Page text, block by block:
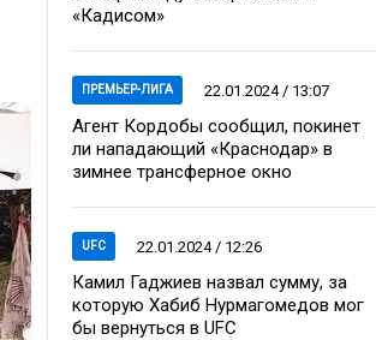
«Кадисом»
ПРЕМЬЕР-ЛИГА 22.01.2024 / 13:07
Агент Кордобы сообщил, покинет
ли нападающий «Краснодар» в
зимнее трансферное окно
UFC 22.01.2024 / 12:26
Камил Гаджиев назвал сумму, за
которую Хабиб Нурмагомедов мог
бы вернуться в UFC